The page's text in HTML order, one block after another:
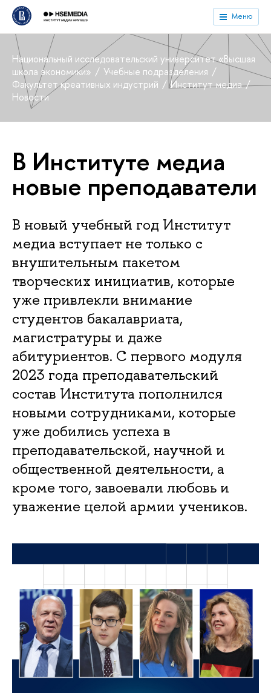
Меню
Национальный исследовательский университет «Высшая
школа экономики»
Учебные подразделения
Факультет креативных индустрий
Институт медиа
Новости
В Институте медиа
новые преподаватели
В новый учебный год Институт
медиа вступает не только с
внушительным пакетом
творческих инициатив, которые
уже привлекли внимание
студентов бакалавриата,
магистратуры и даже
абитуриентов. С первого модуля
2023 года преподавательский
состав Института пополнился
новыми сотрудниками, которые
уже добились успеха в
преподавательской, научной и
общественной деятельности, а
кроме того, завоевали любовь и
уважение целой армии учеников.